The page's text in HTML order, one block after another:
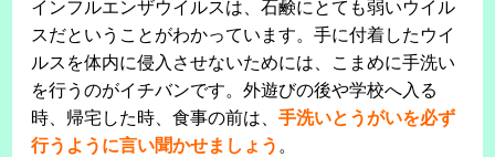
インフルエンザウイルスは、石鹸にとても弱いウイル
スだということがわかっています。手に付着したウイ
ルスを体内に侵入させないためには、こまめに手洗い
を行うのがイチバンです。外遊びの後や学校へ入る
時、帰宅した時、食事の前は、手洗いとうがいを必ず
行うように言い聞かせましょう 。